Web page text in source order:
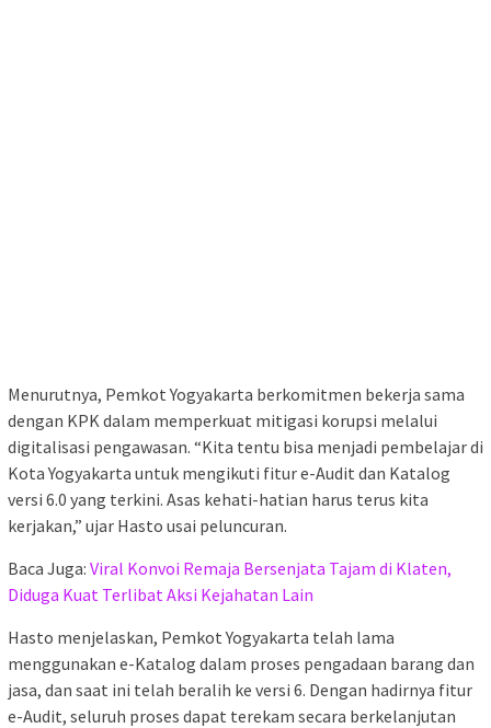
Menurutnya, Pemkot Yogyakarta berkomitmen bekerja sama
dengan KPK dalam memperkuat mitigasi korupsi melalui
digitalisasi pengawasan. “Kita tentu bisa menjadi pembelajar di
Kota Yogyakarta untuk mengikuti fitur e-Audit dan Katalog
versi 6.0 yang terkini. Asas kehati-hatian harus terus kita
kerjakan,” ujar Hasto usai peluncuran.
Baca Juga: Viral Konvoi Remaja Bersenjata Tajam di Klaten,
Diduga Kuat Terlibat Aksi Kejahatan Lain
Hasto menjelaskan, Pemkot Yogyakarta telah lama
menggunakan e-Katalog dalam proses pengadaan barang dan
jasa, dan saat ini telah beralih ke versi 6. Dengan hadirnya fitur
e-Audit, seluruh proses dapat terekam secara berkelanjutan